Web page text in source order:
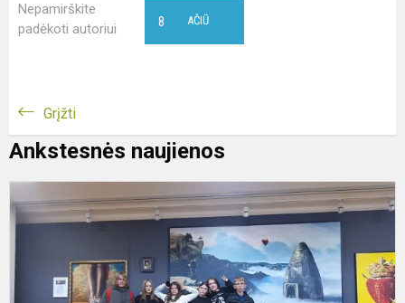
Nepamirškite
padėkoti autoriui
AČIŪ
8
Grįžti
Ankstesnės naujienos